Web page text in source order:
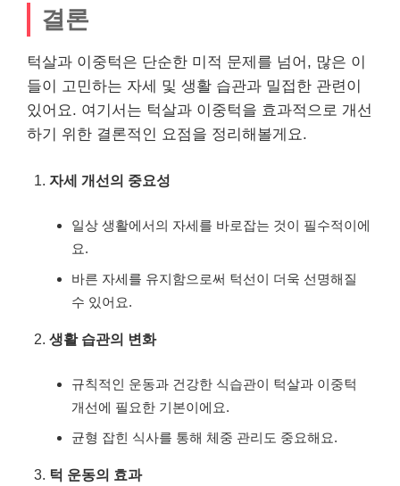
결론
턱살과 이중턱은 단순한 미적 문제를 넘어, 많은 이
들이 고민하는 자세 및 생활 습관과 밀접한 관련이
있어요. 여기서는 턱살과 이중턱을 효과적으로 개선
하기 위한 결론적인 요점을 정리해볼게요.
자세 개선의 중요성
일상 생활에서의 자세를 바로잡는 것이 필수적이에
요.
바른 자세를 유지함으로써 턱선이 더욱 선명해질
수 있어요.
생활 습관의 변화
규칙적인 운동과 건강한 식습관이 턱살과 이중턱
개선에 필요한 기본이에요.
균형 잡힌 식사를 통해 체중 관리도 중요해요.
턱 운동의 효과